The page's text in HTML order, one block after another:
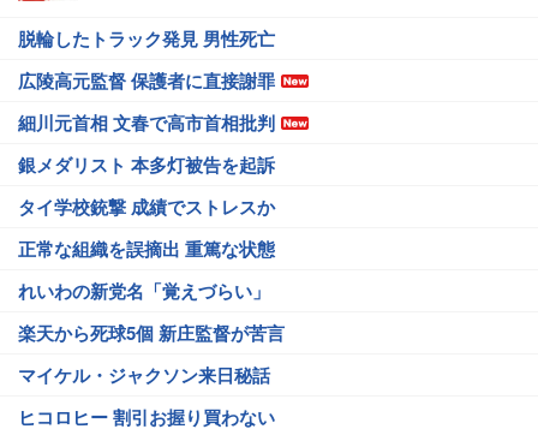
脱輪したトラック発見 男性死亡
広陵高元監督 保護者に直接謝罪
細川元首相 文春で高市首相批判
銀メダリスト 本多灯被告を起訴
タイ学校銃撃 成績でストレスか
正常な組織を誤摘出 重篤な状態
れいわの新党名「覚えづらい」
楽天から死球5個 新庄監督が苦言
マイケル・ジャクソン来日秘話
ヒコロヒー 割引お握り買わない